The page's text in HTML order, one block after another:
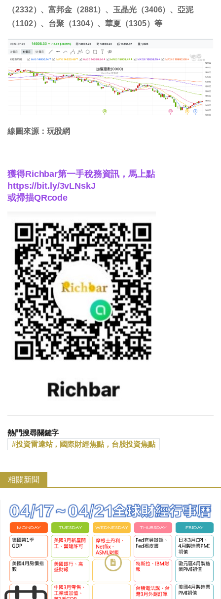
（2332）、富邦金（2881）、玉晶光（3406）、亞泥
（1102）、台聚（1304）、華夏（1305）等
線圖來源：玩股網
獲得Richbar第一手稅務資訊，馬上點
https://bit.ly/3vLNskJ
或掃描QRcode
熱門搜尋關鍵字
投資雷達站，國際財經焦點，台股投資焦點
相關新聞